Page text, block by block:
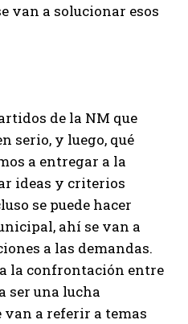
van a solucionar esos
de la NM que
serio, y luego, qué
a entregar a la
ideas y criterios
se puede hacer
ahí se van a
a las demandas.
la confrontación entre
ser una lucha
van a referir a temas